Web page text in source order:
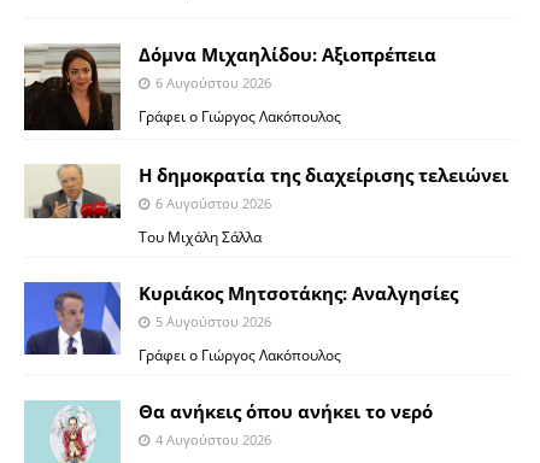
Δόμνα Μιχαηλίδου: Αξιοπρέπεια
6 Αυγούστου 2026
Γράφει ο Γιώργος Λακόπουλος
Η δημοκρατία της διαχείρισης τελειώνει
6 Αυγούστου 2026
Του Μιχάλη Σάλλα
Κυριάκος Μητσοτάκης: Αναλγησίες
5 Αυγούστου 2026
Γράφει ο Γιώργος Λακόπουλος
Θα ανήκεις όπου ανήκει το νερό
4 Αυγούστου 2026